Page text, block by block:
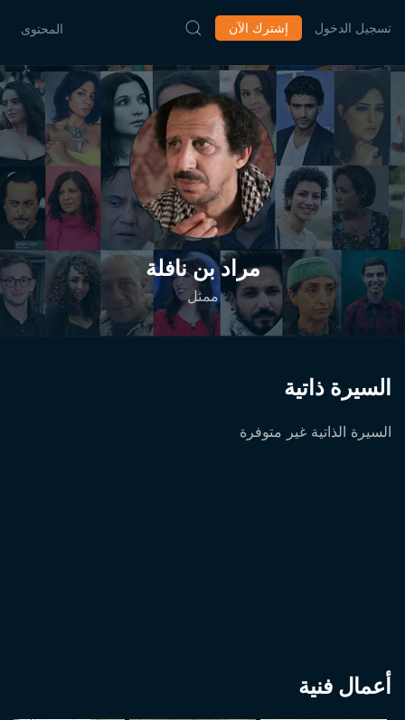
المحتوى إشترك الآن تسجيل الدخول
مراد بن نافلة
ممثل
السيرة ذاتية
السيرة الذاتية غير متوفرة
أعمال فنية